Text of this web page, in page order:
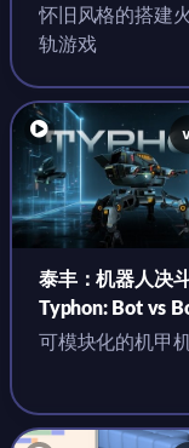
Mac v0.9.6 中文
怀旧风格的搭建
轨游戏
泰丰：机器人决
Typhon: Bot vs
Mac v0.3.0 英文
可模块化的机甲